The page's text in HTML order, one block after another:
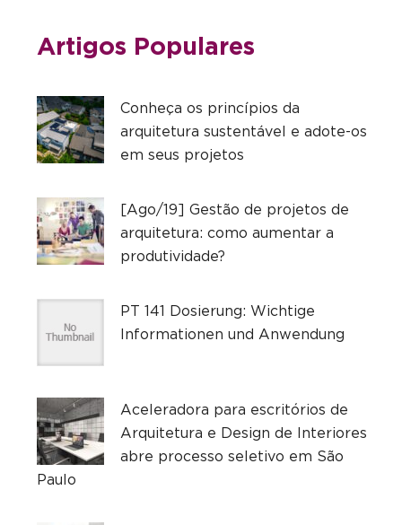
Artigos Populares
Conheça os princípios da
arquitetura sustentável e adote-os
em seus projetos
[Ago/19] Gestão de projetos de
arquitetura: como aumentar a
produtividade?
PT 141 Dosierung: Wichtige
Informationen und Anwendung
Aceleradora para escritórios de
Arquitetura e Design de Interiores
abre processo seletivo em São
Paulo